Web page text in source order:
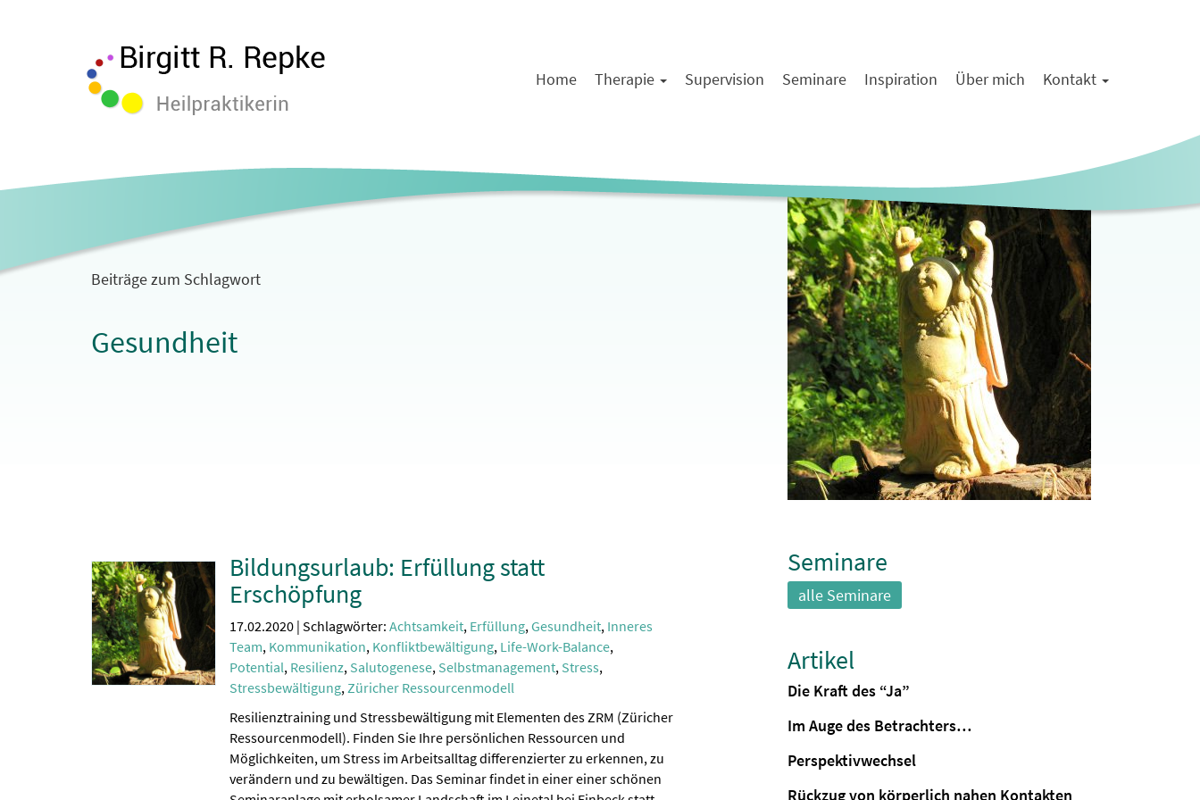
Home Therapie Supervision Seminare Inspiration Über mich Kontakt
Beiträge zum Schlagwort
Gesundheit
Bildungsurlaub: Erfüllung statt
Erschöpfung
17.02.2020 | Schlagwörter: Achtsamkeit, Erfüllung,Gesundheit, Inneres
Team, Kommunikation, Konfliktbewältigung, Life-Work-Balance,
Potential, Resilienz, Salutogenese, Selbstmanagement, Stress,
Stressbewältigung,Züricher Ressourcenmodell
Resilienztraining und Stressbewältigung mit Elementen des ZRM (Züricher
Ressourcenmodell). Finden Sie Ihre persönlichen Ressourcen und
Möglichkeiten, um Stress im Arbeitsalltag differenzierter zu erkennen, zu
verändern und zu bewältigen. Das Seminar findet in einer einer schönen
Seminare
alle Seminare
Artikel
Die Kraft des “Ja”
Im Auge des Betrachters…
Perspektivwechsel
Rückzug von körperlich nahen Kontakten